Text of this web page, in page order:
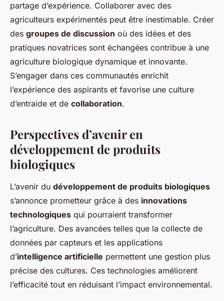
partage d’expérience. Collaborer avec des
agriculteurs expérimentés peut être inestimable. Créer
des groupes de discussion où des idées et des
pratiques novatrices sont échangées contribue à une
agriculture biologique dynamique et innovante.
S’engager dans ces communautés enrichit
l’expérience des aspirants et favorise une culture
d’entraide et de collaboration.
Perspectives d’avenir en
développement de produits
biologiques
L’avenir du développement de produits biologiques
s’annonce prometteur grâce à des innovations
technologiques qui pourraient transformer
l’agriculture. Des avancées telles que la collecte de
données par capteurs et les applications
d’intelligence artificielle permettent une gestion plus
précise des cultures. Ces technologies améliorent
l’efficacité tout en réduisant l’impact environnemental.